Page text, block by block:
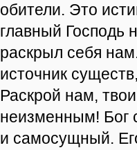
обители. Это
главный Господь
раскрыл себя
источник
Раскрой нам,
неизменным! Бог
и самосущный.